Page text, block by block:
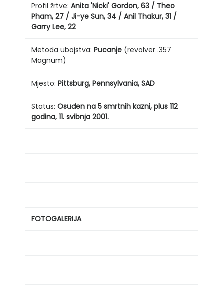
Profil žrtve: Anita 'Nicki' Gordon, 63 / Theo
Pham, 27 / Ji-ye Sun, 34 / Anil Thakur, 31 /
Garry Lee, 22
Metoda ubojstva: Pucanje (revolver .357
Magnum)
Mjesto: Pittsburg, Pennsylvania, SAD
Status: Osuđen na 5 smrtnih kazni, plus 112
godina, 11. svibnja 2001.
FOTOGALERIJA